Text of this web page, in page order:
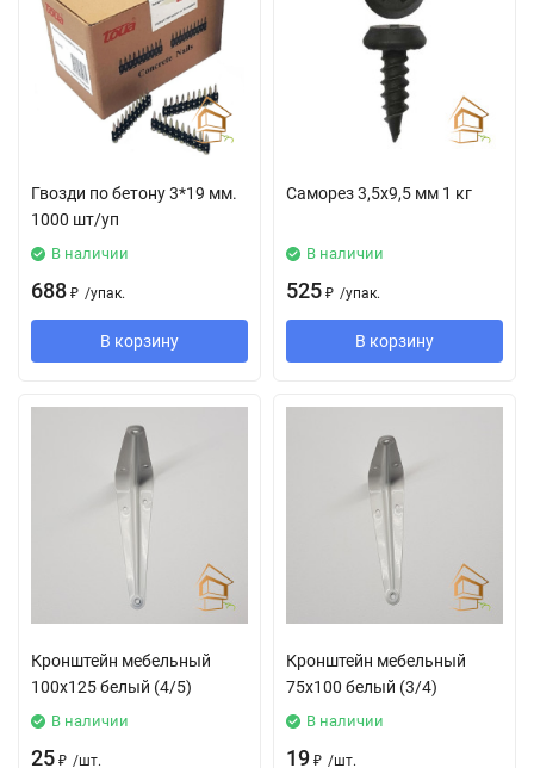
Гвозди по бетону 3*19 мм.
1000 шт/уп
В наличии
688 ₽ /упак.
В корзину
Саморез 3,5х9,5 мм 1 кг
В наличии
525 ₽ /упак.
В корзину
Кронштейн мебельный
100х125 белый (4/5)
В наличии
25 ₽ /шт.
Кронштейн мебельный
75х100 белый (3/4)
В наличии
19 ₽ /шт.